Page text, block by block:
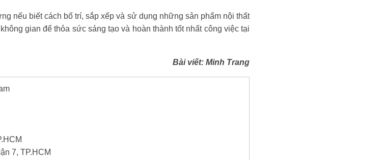
nếu biết cách bố trí, sắp xếp và sử dụng những sản phẩm nội thất
gian để thỏa sức sáng tạo và hoàn thành tốt nhất công việc tại
Bài viết: Minh Trang
7, TP.HCM